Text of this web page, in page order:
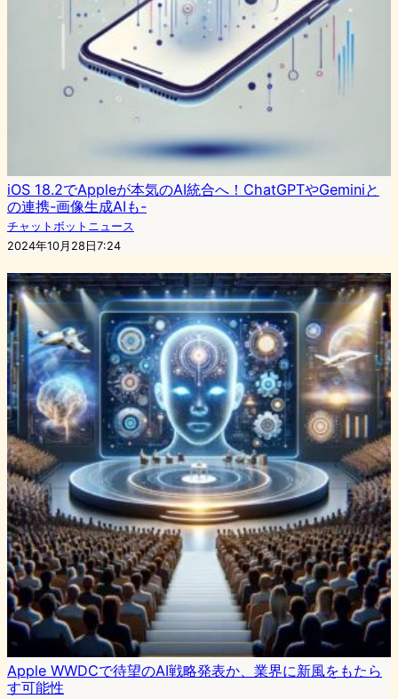
iOS 18.2でAppleが本気のAI統合へ！ChatGPTやGeminiと
の連携-画像生成AIも-
チャットボットニュース
2024年10月28日7:24
Apple WWDCで待望のAI戦略発表か、業界に新風をもたら
す可能性